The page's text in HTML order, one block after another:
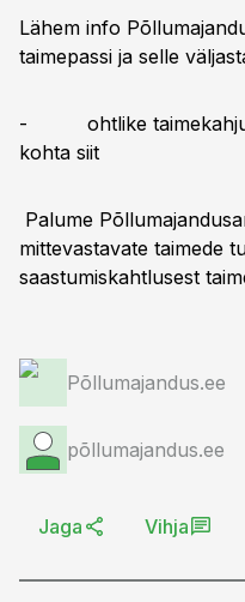
Lähem info
taimepassi ja selle
- ohtlike
kohta siit
Palume
mittevastavate taimede
saastumiskahtlusest
Põllumajandus.ee
põllumajandus.ee
Jaga Vihja